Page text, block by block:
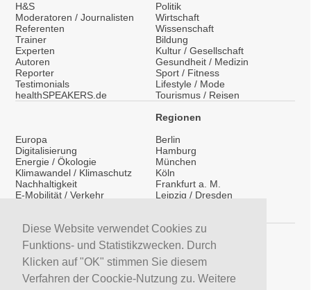
Diese Website verwendet Cookies zu
Funktions- und Statistikzwecken. Durch
Klicken auf "OK" stimmen Sie diesem
Verfahren der Coockie-Nutzung zu. Weitere
H&S
Moderatoren / Journalisten
Referenten
Trainer
Experten
Autoren
Reporter
Testimonials
healthSPEAKERS.de
Politik
Wirtschaft
Wissenschaft
Bildung
Kultur / Gesellschaft
Gesundheit / Medizin
Sport / Fitness
Lifestyle / Mode
Tourismus / Reisen
Europa
Digitalisierung
Energie / Ökologie
Klimawandel / Klimaschutz
Nachhaltigkeit
E-Mobilität / Verkehr
Vorträge / Keynotes
Regionen
Berlin
Hamburg
München
Köln
Frankfurt a. M.
Leipzig / Dresden
Service
LinkedIn
YouTube Moderatoren
YouTube Referenten